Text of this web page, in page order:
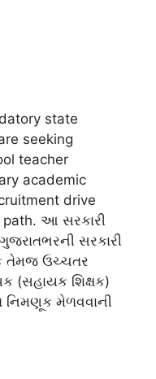
state
seeking
teacher
academic
drive
path. આ સરકારી
સરકારી
તેમજ ઉચ્ચતર
(સહાયક શિક્ષક)
નિમણૂક મેળવવાની